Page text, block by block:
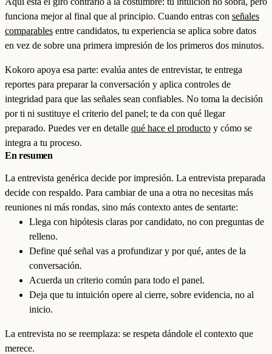
funciona mejor al final que al principio. Cuando entras con señales
comparables entre candidatos, tu experiencia se aplica sobre datos
en vez de sobre una primera impresión de los primeros dos minutos.
Kokoro apoya esa parte: evalúa antes de entrevistar, te entrega
reportes para preparar la conversación y aplica controles de
integridad para que las señales sean confiables. No toma la decisión
por ti ni sustituye el criterio del panel; te da con qué llegar
preparado. Puedes ver en detalle qué hace el producto y cómo se
integra a tu proceso.
En resumen
La entrevista genérica decide por impresión. La entrevista preparada
decide con respaldo. Para cambiar de una a otra no necesitas más
reuniones ni más rondas, sino más contexto antes de sentarte:
Llega con hipótesis claras por candidato, no con preguntas de
relleno.
Define qué señal vas a profundizar y por qué, antes de la
conversación.
Acuerda un criterio común para todo el panel.
Deja que tu intuición opere al cierre, sobre evidencia, no al
inicio.
La entrevista no se reemplaza: se respeta dándole el contexto que
merece.